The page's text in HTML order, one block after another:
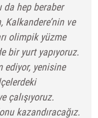
da hep beraber
Kalkandere’nin ve
olimpik yüzme
bir yurt yapıyoruz.
ediyor, yenisine
çalışıyoruz.
kazandıracağız.